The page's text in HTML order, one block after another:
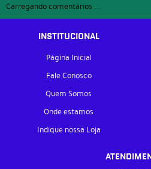
Carregando comentários ...
INSTITUCIONAL
Página Inicial
Fale Conosco
Quem Somos
Onde estamos
Indique nossa Loja